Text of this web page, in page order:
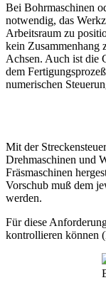
Bei Bohrmaschinen
notwendig, das
Arbeitsraum zu
kein Zusammenhang
Achsen. Auch ist die
dem
numerischen
Mit der
Drehmaschinen und
Fräsmaschinen
Vorschub muß dem
werden.
Für diese
kontrollieren können